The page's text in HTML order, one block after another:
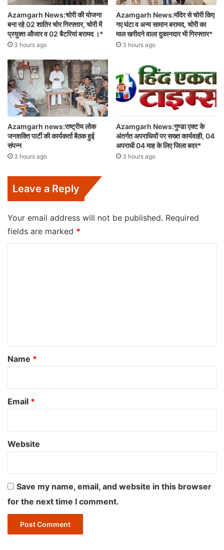
Azamgarh News:चोरी की योजना
बना रहे 02 शातिर चोर गिरफ्तार, चोरी में
प्रयुक्त औजार व 02 बैटरियां बरामद ।*
3 hours ago
Azamgarh News:मंदिर से चोरी किए
गए घंटा व अन्य सामान बरामद, चोरी का
माल खरीदने वाला दुकानदार भी गिरफ्तार*
3 hours ago
Azamgarh news:राष्ट्रीय लोक
जनशक्ति पार्टी की कार्यकर्ता बैठक हुई
संपन्न
3 hours ago
Azamgarh News:गुण्डा एक्ट के
अंतर्गत अपराधियों पर सख्त कार्यवाही, 04
अपराधी 04 माह के लिए जिला बदर*
3 hours ago
Leave a Reply
Your email address will not be published. Required
fields are marked *
*
Name *
Email *
Website
Save my name, email, and website in this browser
for the next time I comment.